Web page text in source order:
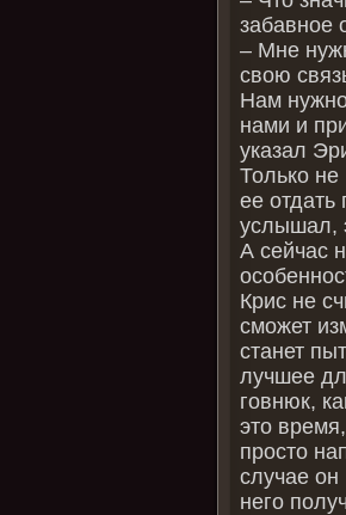
забавное
– Мне
свою
Нам
нами и
указал
Только не
ее отдать
услышал,
А сейчас
Крис не
сможет
станет
лучшее
говнюк,
это
просто
случае он
него